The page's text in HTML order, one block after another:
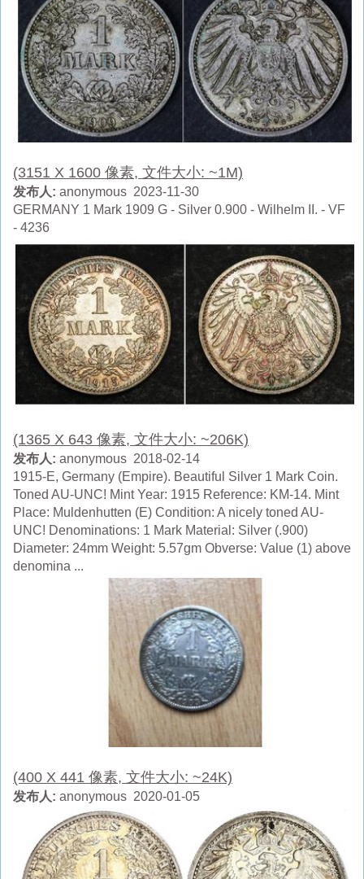
(3151 X 1600 像素, 文件大小: ~1M)
发布人: anonymous 2023-11-30
GERMANY 1 Mark 1909 G - Silver 0.900 - Wilhelm II. - VF
- 4236
(1365 X 643 像素, 文件大小: ~206K)
发布人: anonymous 2018-02-14
1915-E, Germany (Empire). Beautiful Silver 1 Mark Coin.
Toned AU-UNC! Mint Year: 1915 Reference: KM-14. Mint
Place: Muldenhutten (E) Condition: A nicely toned AU-
UNC! Denominations: 1 Mark Material: Silver (.900)
Diameter: 24mm Weight: 5.57gm Obverse: Value (1) above
denomina ...
(400 X 441 像素, 文件大小: ~24K)
发布人: anonymous 2020-01-05